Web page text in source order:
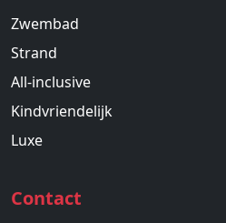
Zwembad
Strand
All-inclusive
Kindvriendelijk
Luxe
Contact